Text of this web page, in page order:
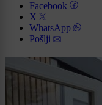
Facebook
X
WhatsApp
Pošlji